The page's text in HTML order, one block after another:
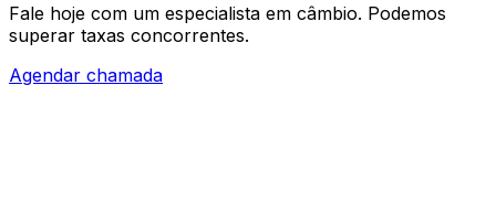
Fale hoje com um especialista em câmbio. Podemos
superar taxas concorrentes.
Agendar chamada